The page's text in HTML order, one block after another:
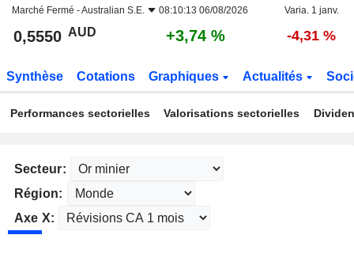
Marché Fermé -Australian S.E. 08:10:13 06/08/2026 Varia. 1 janv.
0,5550 AUD +3,74 % -4,31 %
Synthèse Cotations Graphiques Actualités
Performances sectorielles Valorisations sectorielles
Secteur:
Région:
Axe X: